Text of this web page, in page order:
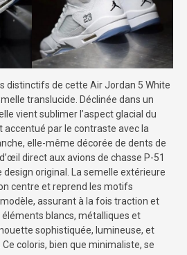
distinctifs de cette Air Jordan 5 White
translucide. Déclinée dans un
vient sublimer l’aspect glacial du
accentué par le contraste avec la
elle-même décorée de dents de
direct aux avions de chasse P-51
design original. La semelle extérieure
centre et reprend les motifs
assurant à la fois traction et
éléments blancs, métalliques et
sophistiquée, lumineuse, et
coloris, bien que minimaliste, se